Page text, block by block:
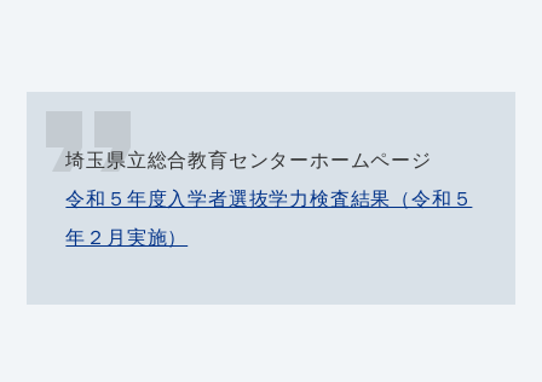
埼玉県立総合教育センターホームページ
令和５年度入学者選抜学力検査結果（令和５
年２月実施）